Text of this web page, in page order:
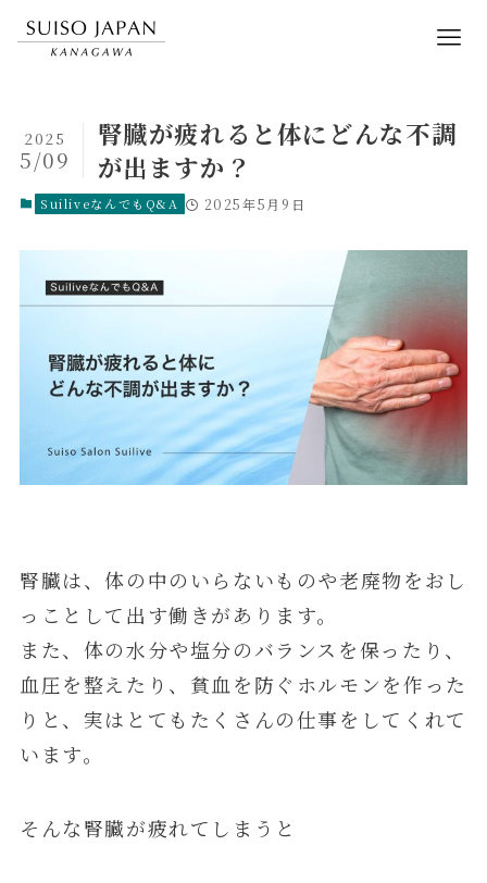
腎臓が疲れると体にどんな不調
が出ますか？
2025
5/09
SuiliveなんでもQ&A 2025年5月9日
腎臓は、体の中のいらないものや老廃物をおし
っことして出す働きがあります。
また、体の水分や塩分のバランスを保ったり、
血圧を整えたり、貧血を防ぐホルモンを作った
りと、実はとてもたくさんの仕事をしてくれて
います。
そんな腎臓が疲れてしまうと